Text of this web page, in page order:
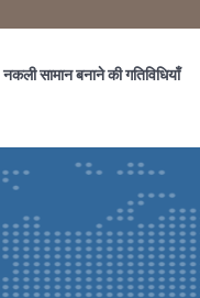
नकली सामान बनाने की गतिविधियाँ